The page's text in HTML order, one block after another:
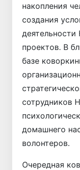
накопления
создания
проектов. В
базе
сотрудников
домашнего
волонтеров.
Очередная